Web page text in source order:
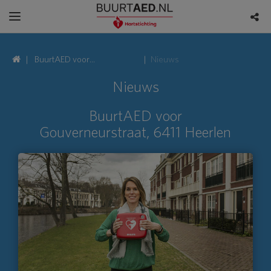
BuurtAED voor
Gouverneurstraat, 6411
Nieuws
Nieuws
BuurtAED voor
Gouverneurstraat, 6411 Heerlen